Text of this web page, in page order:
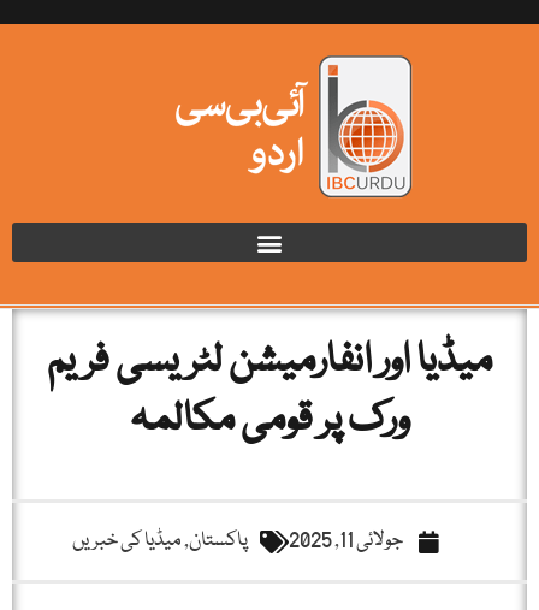
میڈیا اور انفارمیشن لٹریسی فریم
ورک پر قومی مکالمہ
جولائی 11, 2025 پاکستان,میڈیا کی خبریں